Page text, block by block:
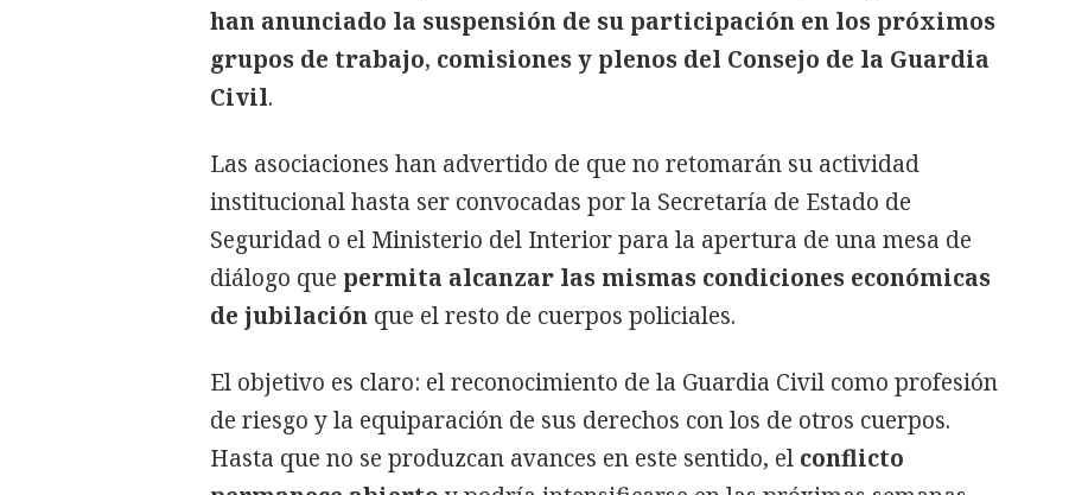
han anunciado la suspensión de su participación en los próximos
grupos de trabajo, comisiones y plenos del Consejo de la Guardia
Civil.
Las asociaciones han advertido de que no retomarán su actividad
institucional hasta ser convocadas por la Secretaría de Estado de
Seguridad o el Ministerio del Interior para la apertura de una mesa de
diálogo que permita alcanzar las mismas condiciones económicas
de jubilación que el resto de cuerpos policiales.
El objetivo es claro: el reconocimiento de la Guardia Civil como profesión
de riesgo y la equiparación de sus derechos con los de otros cuerpos.
Hasta que no se produzcan avances en este sentido, el conflicto